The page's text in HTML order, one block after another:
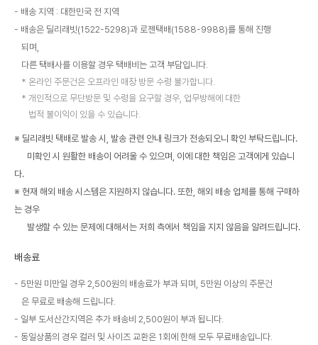
배송 지역 : 대한민국 전 지역
배송은 딜리래빗(1522-5298)과 로젠택배(1588-9988)를 통해 진행
되며,
다른 택배사를 이용할 경우 택배비는 고객 부담입니다.
온라인 주문건은 오프라인 매장 방문 수령 불가합니다.
개인적으로 무단방문 및 수령을 요구할 경우, 업무방해에 대한
법적 불이익이 있을 수 있습니다.
※ 딜리래빗 택배로 발송 시, 발송 관련 안내 링크가 전송되오니 확인 부탁드립니다.
미확인 시 원활한 배송이 어려울 수 있으며, 이에 대한 책임은 고객에게 있습니
다.
※ 현재 해외 배송 시스템은 지원하지 않습니다. 또한, 해외 배송 업체를 통해 구매하
는 경우
발생할 수 있는 문제에 대해서는 저희 측에서 책임을 지지 않음을 알려드립니다.
배송료
5만원 미만일 경우 2,500원의 배송료가 부과 되며, 5만원 이상의 주문건
은 무료로 배송해 드립니다.
일부 도서산간지역은 추가 배송비 2,500원이 부과 됩니다.
동일상품의 경우 컬러 및 사이즈 교환은 1회에 한해 모두 무료배송입니다.